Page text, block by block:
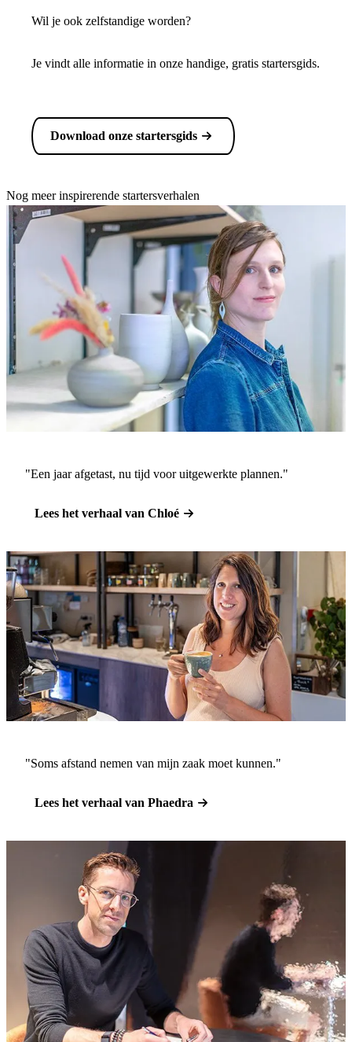
Wil je ook zelfstandige worden?
Je vindt alle informatie in onze handige, gratis startersgids.
Download onze startersgids
Nog meer inspirerende startersverhalen
"Een jaar afgetast, nu tijd voor uitgewerkte plannen."
Lees het verhaal van Chloé
"Soms afstand nemen van mijn zaak moet kunnen."
Lees het verhaal van Phaedra